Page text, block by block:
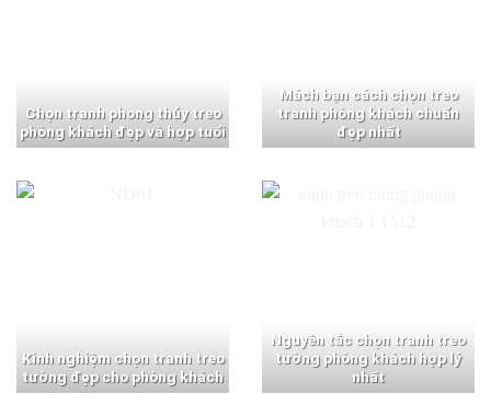
Chọn tranh phong thủy treo
phòng khách đẹp và hợp tuổi
Mách bạn cách chọn treo
tranh phòng khách chuẩn
đẹp nhất
Kinh nghiệm chọn tranh treo
tường đẹp cho phòng khách
Nguyên tắc chọn tranh treo
tường phòng khách hợp lý
nhất